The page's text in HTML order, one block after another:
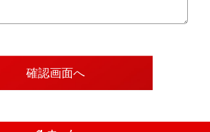
確認画面へ